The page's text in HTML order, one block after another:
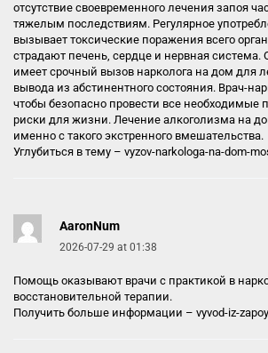
отсутствие своевременного лечения запоя
тяжелым последствиям. Регулярное
вызывает токсические поражения всего
страдают печень, сердце и нервная система.
имеет срочный вызов нарколога на дом для
вывода из абстинентного состояния. Врач-
чтобы безопасно провести все необходимые
риски для жизни. Лечение алкоголизма на
именно с такого экстренного вмешательства.
Углубиться в тему – vyzov-narkologa-na-dom-
AaronNum
2026-07-29 at 01:38
Помощь оказывают врачи с практикой в
восстановительной терапии.
Получить больше информации – vyvod-iz-